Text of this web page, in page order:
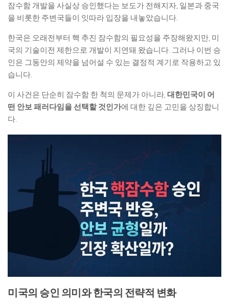
잠수함 개발을 사실상 승인했다는 보도가 전해지자, 일본과 중국
을 비롯한 주변국들이 잇따라 입장을 내놓았습니다.
한국은 오래전부터 핵 추진 잠수함의 필요성을 주장해왔지만, 미
국의 기술이전 제한으로 개발이 지연돼 왔습니다. 그러나 이번 승
인은 그동안의 제약을 넘어설 수 있는 결정적 계기로 작용하고 있
습니다.
이 사건은 단순히 잠수함 한 척의 문제가 아니라, 대한민국이 어
떤 안보 패러다임을 선택할 것인가에 대한 깊은 고민을 상징합니
다.
미국의 승인 의미와 한국의 전략적 변화